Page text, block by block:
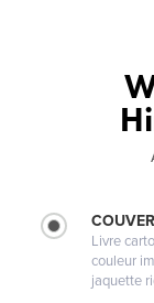
Livre
couleur
jaquette